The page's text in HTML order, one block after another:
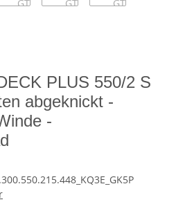
PLUS 550/2 S
abgeknickt -
-